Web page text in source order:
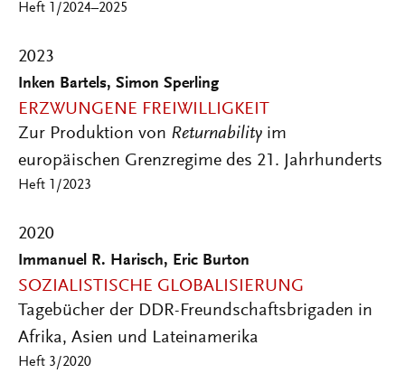
Heft 1/2024–2025
2023
Inken Bartels, Simon Sperling
ERZWUNGENE FREIWILLIGKEIT
Zur Produktion von Returnability im
europäischen Grenzregime des 21. Jahrhunderts
Heft 1/2023
2020
Immanuel R. Harisch, Eric Burton
SOZIALISTISCHE GLOBALISIERUNG
Tagebücher der DDR-Freundschaftsbrigaden in
Afrika, Asien und Lateinamerika
Heft 3/2020